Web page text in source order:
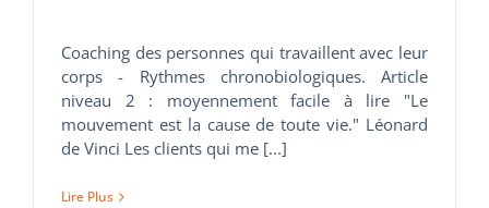
Coaching des personnes qui travaillent avec leur
corps - Rythmes chronobiologiques. Article
niveau 2 : moyennement facile à lire "Le
mouvement est la cause de toute vie." Léonard
de Vinci Les clients qui me [...]
Lire Plus